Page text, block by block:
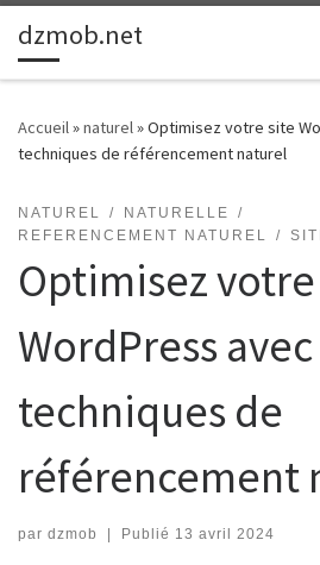
Passer au contenu
dzmob.net
Accueil»naturel»Optimisez votre site
techniques de référencement naturel
NATUREL
NATURELLE
REFERENCEMENT NATUREL
Optimisez
WordPress
techniques de
référencement
par dzmob Publié 13 avril 2024